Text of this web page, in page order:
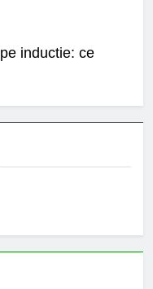
inductie: ce